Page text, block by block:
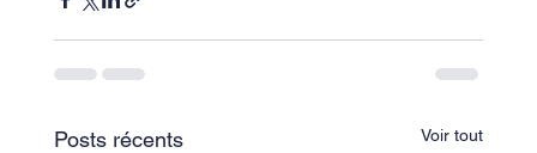
Posts récents Voir tout